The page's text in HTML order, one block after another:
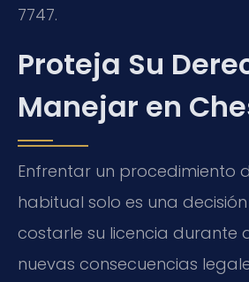
7747.
Proteja Su
Manejar en
Enfrentar un procedimiento
habitual solo es una
costarle su licencia durante
nuevas consecuencias